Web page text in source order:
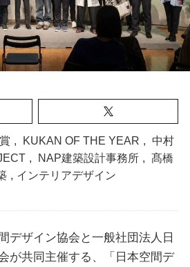
, KUKAN OF THE YEAR ,
中村
, NAP建築設計事務所 , 髙橋
, インテリアデザイン
デザイン協会と一般社団法人日
が共同主催する、「日本空間デ